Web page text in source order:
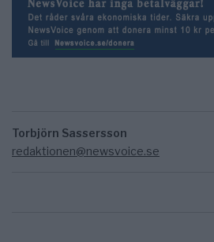
Torbjörn Sassersson
redaktionen@newsvoice.se